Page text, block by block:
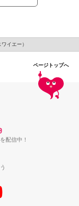
イエー）
ページトップへ
配信中！